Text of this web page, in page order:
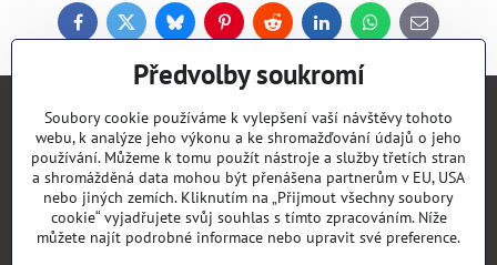
FacebookTwitterBlueskyPinterestReddit LinkedInWhatsApp
E-
mail
Kontakty
Objednávky
Vše k nákupu
Předvolby soukromí
Soubory cookie používáme k vylepšení vaší návštěvy tohoto
webu, k analýze jeho výkonu a ke shromažďování údajů o jeho
používání. Můžeme k tomu použít nástroje a služby třetích stran
a shromážděná data mohou být přenášena partnerům v EU, USA
nebo jiných zemích. Kliknutím na „Přijmout všechny soubory
cookie“ vyjadřujete svůj souhlas s tímto zpracováním. Níže
můžete najít podrobné informace nebo upravit své preference.